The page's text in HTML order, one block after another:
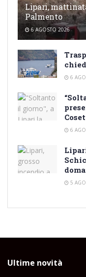
Lipari,
Palmento
6 AGOSTO 2026
6
6
5
Ultime novità